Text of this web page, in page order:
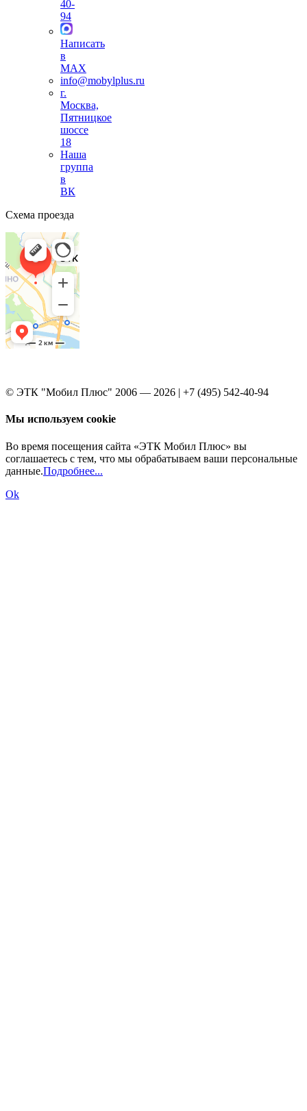
40-
94
Написать
в
MAX
info@mobylplus.ru
г.
Москва,
Пятницкое
шоссе
18
Наша
группа
в
ВК
Схема проезда
© ЭТК "Мобил Плюс" 2006 — 2026 | +7 (495) 542-40-94
Мы используем cookie
Во время посещения сайта «ЭТК Мобил Плюс» вы
соглашаетесь с тем, что мы обрабатываем ваши персональные
данные.Подробнее...
Ok